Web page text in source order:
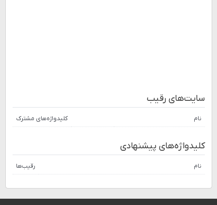
سایت‌های رقیب
نام کلیدواژه‌های مشترک
کلیدواژه‌های پیشنهادی
نام رقیب‌ها